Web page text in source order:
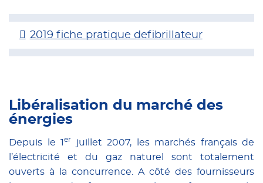
2019 fiche pratique defibrillateur
Libéralisation du marché des
énergies
Depuis le 1 er
juillet 2007, les marchés français de
l’électricité et du gaz naturel sont totalement
ouverts à la concurrence. A côté des fournisseurs